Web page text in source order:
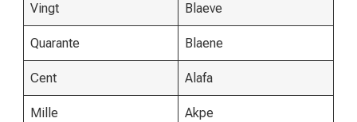
Vingt Blaeve
Quarante Blaene
Cent Alafa
Mille Akpe